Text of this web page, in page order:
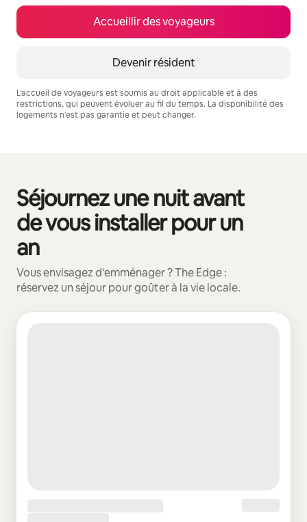
Accueillir des voyageurs
Devenir résident
L'accueil de voyageurs est soumis au droit applicable et à des
restrictions, qui peuvent évoluer au fil du temps. La disponibilité des
logements n'est pas garantie et peut changer.
Séjournez une nuit avant
de vous installer pour un
an
Vous envisagez d'emménager ? The Edge :
réservez un séjour pour goûter à la vie locale.
0 sur 0 élément visible